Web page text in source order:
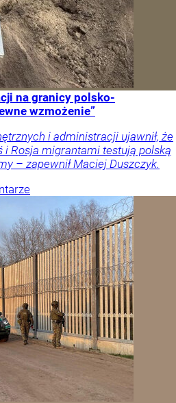
na granicy polsko-
wzmożenie”
i administracji ujawnił, że
i Rosja migrantami testują polską
– zapewnił Maciej Duszczyk.